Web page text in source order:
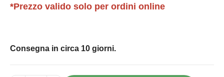
*Prezzo valido solo per ordini online
Consegna in circa 10 giorni.